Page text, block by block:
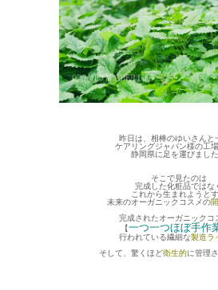
昨日は、相棒のゆいさんと
ケアリングジャパン様の工
静岡県に足を運びました
そこで見たのは
完成した化粧品ではな
これから生まれようと
未来のオーガニックコスメの
完成されたオーガニックコ
【一つ一つほぼ手作
行われている繊細な製造ラ
そして、驚くほど衛生的に管理